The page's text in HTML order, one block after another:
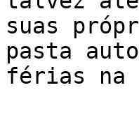
suas
pasta
férias na